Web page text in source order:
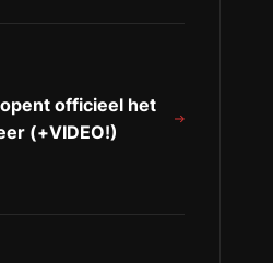
officieel het
(+VIDEO!)